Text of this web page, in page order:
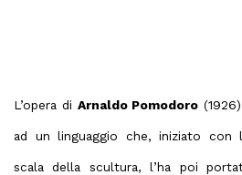
L’opera di Arnaldo Pomodoro
ad un linguaggio che, iniziato con
scala della scultura, l’ha poi